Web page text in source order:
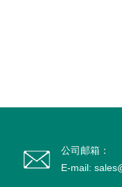
公司邮箱：
E-mail: